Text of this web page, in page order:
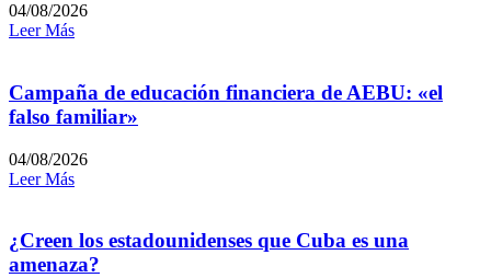
04/08/2026
Leer Más
Campaña de educación financiera de AEBU: «el
falso familiar»
04/08/2026
Leer Más
¿Creen los estadounidenses que Cuba es una
amenaza?